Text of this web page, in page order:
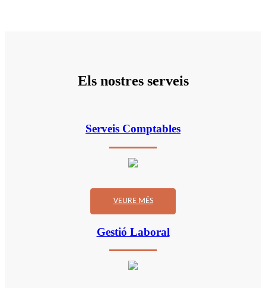
Els nostres serveis
Serveis Comptables
VEURE MÉS
Gestió Laboral